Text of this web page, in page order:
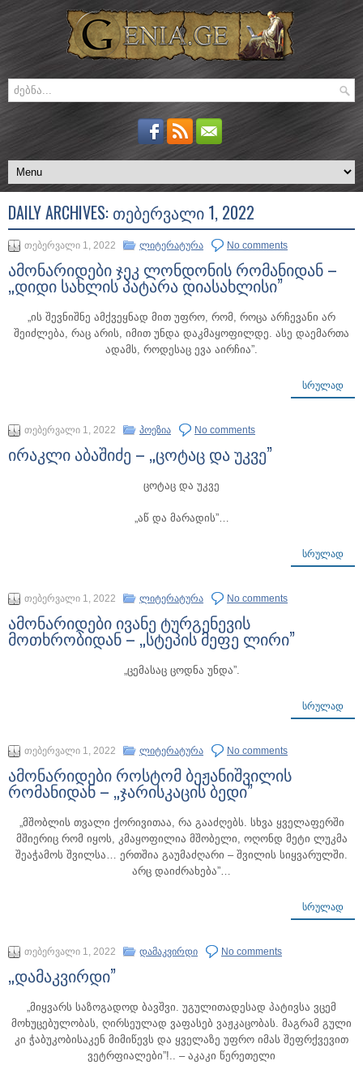
DAILY ARCHIVES: ᲗᲔᲑᲔᲠᲕᲐᲚᲘ 1, 2022
თებერვალი 1, 2022 ლიტერატურა No comments
ამონარიდები ჯეკ ლონდონის რომანიდან –
„დიდი სახლის პატარა დიასახლისი”
„ის შევნიშნე ამქვეყნად მით უფრო, რომ, როცა არჩევანი არ
შეიძლება, რაც არის, იმით უნდა დაკმაყოფილდე. ასე დაემართა
ადამს, როდესაც ევა აირჩია”.
ᲡᲠᲣᲚᲐᲓ
თებერვალი 1, 2022 პოეზია No comments
ირაკლი აბაშიძე – „ცოტაც და უკვე”
ცოტაც და უკვე
„აწ და მარადის”…
ᲡᲠᲣᲚᲐᲓ
თებერვალი 1, 2022 ლიტერატურა No comments
ამონარიდები ივანე ტურგენევის
მოთხრობიდან – „სტეპის მეფე ლირი”
„ცემასაც ცოდნა უნდა”.
ᲡᲠᲣᲚᲐᲓ
თებერვალი 1, 2022 ლიტერატურა No comments
ამონარიდები როსტომ ბეჟანიშვილის
რომანიდან – „ჯარისკაცის ბედი”
„მშობლის თვალი ქორივითაა, რა გააძღებს. სხვა ყველაფერში
მშიერიც რომ იყოს, კმაყოფილია მშობელი, ოღონდ მეტი ლუკმა
შეაჭამოს შვილსა… ერთშია გაუმაძღარი – შვილის სიყვარულში.
არც დაიძრახება”…
ᲡᲠᲣᲚᲐᲓ
თებერვალი 1, 2022 დამაკვირდი No comments
„დამაკვირდი”
„მიყვარს საზოგადოდ ბავშვი. უგულითადესად პატივსა ვცემ
მოხუცებულობას, ღირსეულად ვაფასებ ვაჟკაცობას. მაგრამ გული
კი ჭაბუკობისაკენ მიმიწევს და ყველაზე უფრო იმას შეფრქვევით
ვეტრფიალები”!.. – აკაკი წერეთელი